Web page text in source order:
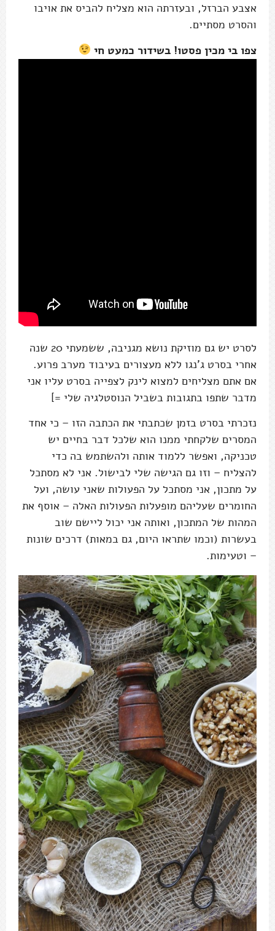
אצבע הברזל, ובעזרתה הוא מצליח להביס את אויבו
והסרט מסתיים.
צפו בי מכין פסטו! בשידור כמעט חי
לסרט יש גם מוזיקת נושא מגניבה, ששמעתי 20 שנה
אחרי בסרט ג'נגו ללא מעצורים בעיבוד מערב פרוע.
אם אתם מצליחים למצוא לינק לצפייה בסרט עליו אני
מדבר שתפו בתגובות בשביל הנוסטלגיה שלי =]
נזכרתי בסרט בזמן שכתבתי את הכתבה הזו – כי אחד
המסרים שלקחתי ממנו הוא שלכל דבר בחיים יש
טכניקה, ואפשר ללמוד אותה ולהשתמש בה כדי
להצליח – וזו גם הגישה שלי לבישול. אני לא מסתכל
על מתכון, אני מסתכל על הפעולות שאני עושה, ועל
החומרים שעליהם מופעלות הפעולות האלה – אוסף את
המהות של המתכון, ואותה אני יכול ליישם שוב
בעשרות (וכמו שתראו היום, גם במאות) דרכים שונות
– וטעימות.